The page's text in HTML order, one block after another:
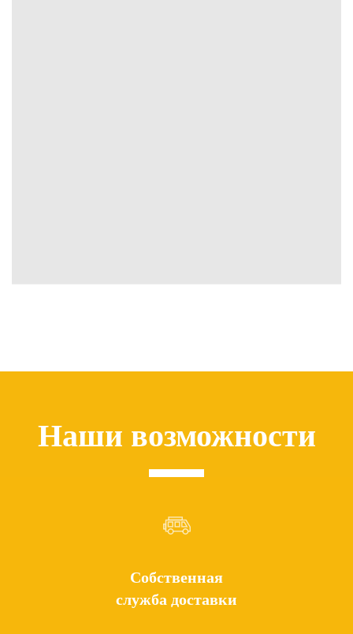
Наши возможности
Собственная
служба доставки